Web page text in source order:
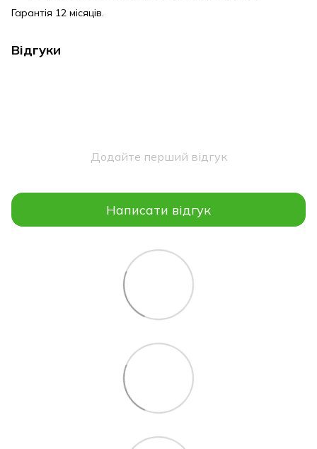
Гарантія 12 місяців.
Відгуки
Додайте перший відгук
Написати відгук